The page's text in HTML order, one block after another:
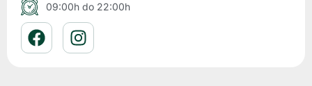
09:00h do 22:00h